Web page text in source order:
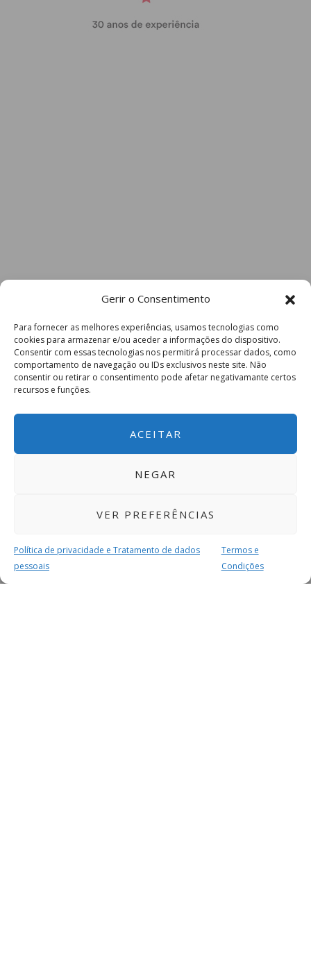
Gerir o Consentimento
Para fornecer as melhores experiências, usamos tecnologias como
cookies para armazenar e/ou aceder a informações do dispositivo.
Consentir com essas tecnologias nos permitirá processar dados, como
comportamento de navegação ou IDs exclusivos neste site. Não
consentir ou retirar o consentimento pode afetar negativamante certos
recursos e funções.
ACEITAR
NEGAR
VER PREFERÊNCIAS
Política de privacidade e Tratamento de dados
pessoais
Termos e
Condições